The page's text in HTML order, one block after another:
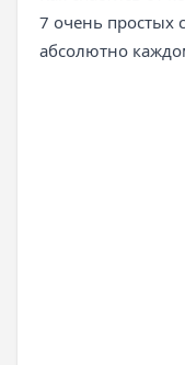
7 очень простых
абсолютно